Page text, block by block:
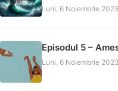
Luni, 6 Noiembrie 2023
Episodul 5 –
Luni, 6 Noiembrie 2023